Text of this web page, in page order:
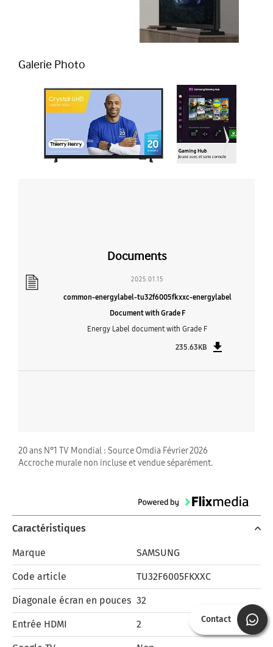
Galerie Photo
Documents
2025.01.15
common-energylabel-tu32f6005fkxxc-energylabel
Document with Grade F
Energy Label document with Grade F
235.63KB
20 ans N°1 TV Mondial : Source Omdia Février 2026
Accroche murale non incluse et vendue séparément.
Caractéristiques
Marque SAMSUNG
Code article TU32F6005FKXXC
Diagonale écran en pouces 32
Entrée HDMI 2 Contact